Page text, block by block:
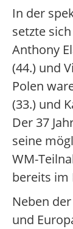
In der
setzte
Anthony
(44.) und
Polen
(33.) und
Der 37
seine
WM-
bereits im
Neben
und